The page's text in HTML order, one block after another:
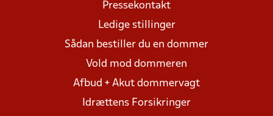
Pressekontakt
Ledige stillinger
Sådan bestiller du en dommer
Vold mod dommeren
Afbud + Akut dommervagt
Idrættens Forsikringer